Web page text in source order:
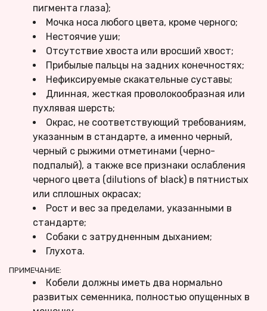
пигмента глаза);
Мочка носа любого цвета, кроме черного;
Нестоячие уши;
Отсутствие хвоста или вросший хвост;
Прибылые пальцы на задних конечностях;
Нефиксируемые скакательные суставы;
Длинная, жесткая проволокообразная или
пухлявая шерсть;
Окрас, не соответствующий требованиям,
указанным в стандарте, а именно черный,
черный с рыжими отметинами (черно-
подпалый), а также все признаки ослабления
черного цвета (dilutions of black) в пятнистых
или сплошных окрасах;
Рост и вес за пределами, указанными в
стандарте;
Собаки с затрудненным дыханием;
Глухота.
ПРИМЕЧАНИЕ:
Кобели должны иметь два нормально
развитых семенника, полностью опущенных в